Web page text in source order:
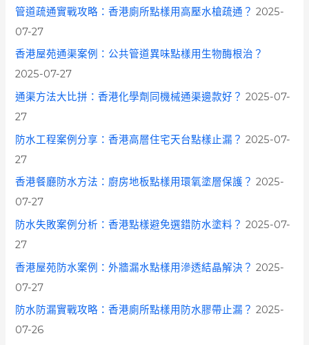
管道疏通實戰攻略：香港廁所點樣用高壓水槍疏通？ 2025-
07-27
香港屋苑通渠案例：公共管道異味點樣用生物酶根治？
2025-07-27
通渠方法大比拼：香港化學劑同機械通渠邊款好？ 2025-07-
27
防水工程案例分享：香港高層住宅天台點樣止漏？ 2025-07-
27
香港餐廳防水方法：廚房地板點樣用環氧塗層保護？ 2025-
07-27
防水失敗案例分析：香港點樣避免選錯防水塗料？ 2025-07-
27
香港屋苑防水案例：外牆漏水點樣用滲透結晶解決？ 2025-
07-27
防水防漏實戰攻略：香港廁所點樣用防水膠帶止漏？ 2025-
07-26